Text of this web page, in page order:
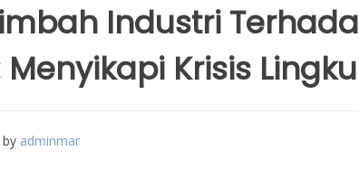
Industri
Krisis
by adminmar